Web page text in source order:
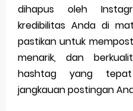
dihapus oleh
kredibilitas Anda di
pastikan untuk
menarik, dan
hashtag yang
jangkauan postingan